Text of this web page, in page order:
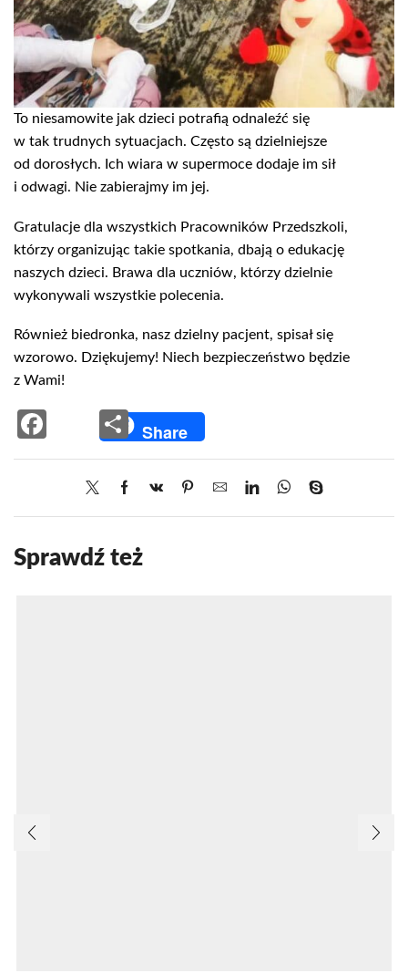
To niesamowite jak dzieci potrafią odnaleźć się
w tak trudnych sytuacjach. Często są dzielniejsze
od dorosłych. Ich wiara w supermoce dodaje im sił
i odwagi. Nie zabierajmy im jej.
Gratulacje dla wszystkich Pracowników Przedszkoli,
którzy organizując takie spotkania, dbają o edukację
naszych dzieci. Brawa dla uczniów, którzy dzielnie
wykonywali wszystkie polecenia.
Również biedronka, nasz dzielny pacjent, spisał się
wzorowo. Dziękujemy! Niech bezpieczeństwo będzie
z Wami!
Facebook
Share
Share
Sprawdź też